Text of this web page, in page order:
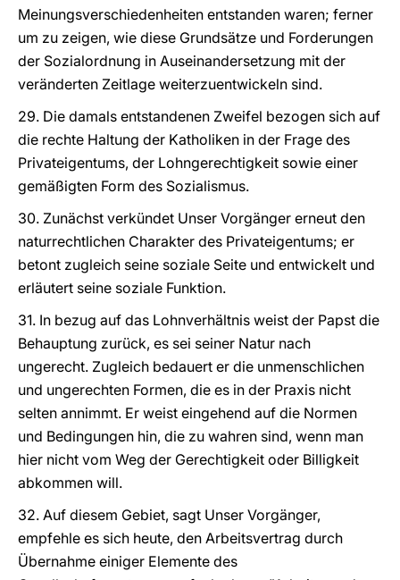
Meinungsverschiedenheiten entstanden waren; ferner
um zu zeigen, wie diese Grundsätze und Forderungen
der Sozialordnung in Auseinandersetzung mit der
veränderten Zeitlage weiterzuentwickeln sind.
29. Die damals entstandenen Zweifel bezogen sich auf
die rechte Haltung der Katholiken in der Frage des
Privateigentums, der Lohngerechtigkeit sowie einer
gemäßigten Form des Sozialismus.
30. Zunächst verkündet Unser Vorgänger erneut den
naturrechtlichen Charakter des Privateigentums; er
betont zugleich seine soziale Seite und entwickelt und
erläutert seine soziale Funktion.
31. In bezug auf das Lohnverhältnis weist der Papst die
Behauptung zurück, es sei seiner Natur nach
ungerecht. Zugleich bedauert er die unmenschlichen
und ungerechten Formen, die es in der Praxis nicht
selten annimmt. Er weist eingehend auf die Normen
und Bedingungen hin, die zu wahren sind, wenn man
hier nicht vom Weg der Gerechtigkeit oder Billigkeit
abkommen will.
32. Auf diesem Gebiet, sagt Unser Vorgänger,
empfehle es sich heute, den Arbeitsvertrag durch
Übernahme einiger Elemente des